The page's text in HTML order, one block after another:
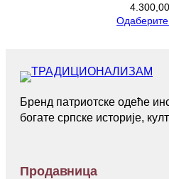
4.300,00
Одаберите
Бренд патриотске одеће
богате српске историје,
Продавница